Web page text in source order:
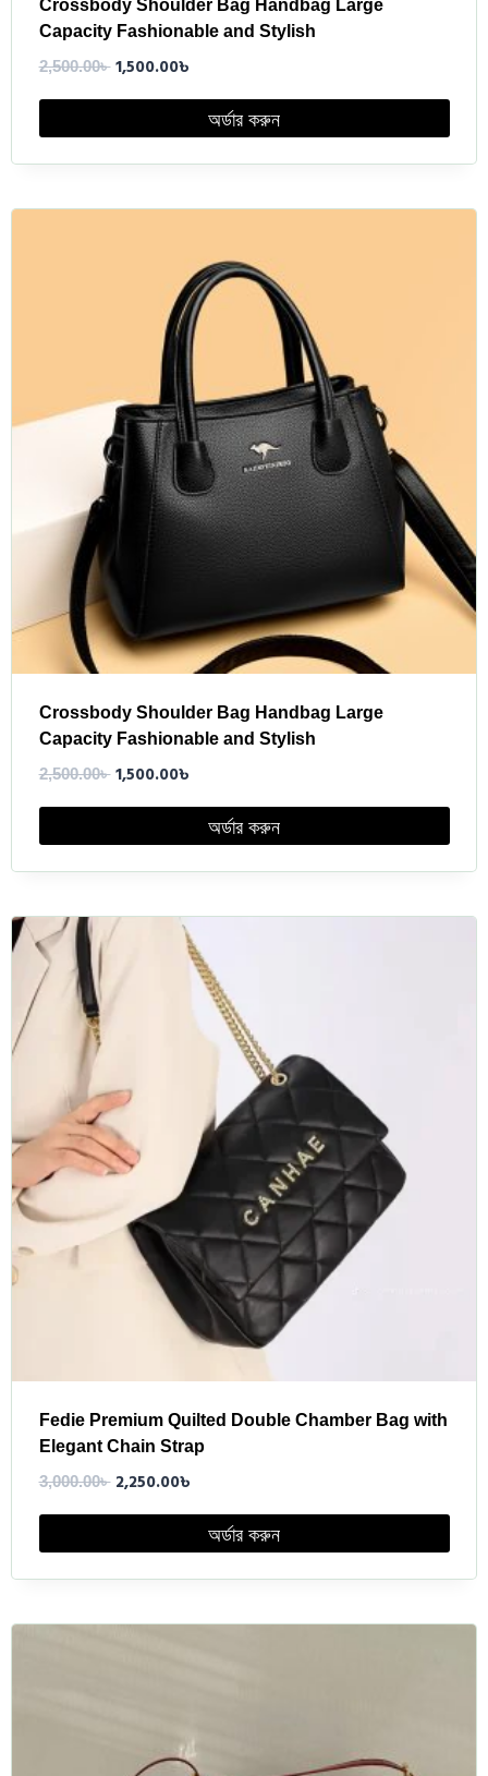
Crossbody Shoulder Bag Handbag Large
Capacity Fashionable and Stylish
2,500.00৳ 1,500.00৳
অর্ডার করুন
Crossbody Shoulder Bag Handbag Large
Capacity Fashionable and Stylish
2,500.00৳ 1,500.00৳
অর্ডার করুন
Fedie Premium Quilted Double Chamber Bag with
Elegant Chain Strap
3,000.00৳ 2,250.00৳
অর্ডার করুন